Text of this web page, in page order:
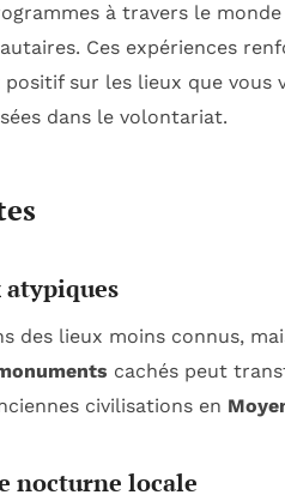
à travers le
Ces expériences
sur les lieux que vous
dans le volontariat.
des lieux moins connus,
cachés peut
civilisations en
nocturne locale